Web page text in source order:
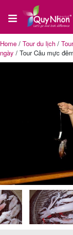
Trang
Tour
Phú
Yên
Home / Tour du lịch /
ngày / Tour Câu mực